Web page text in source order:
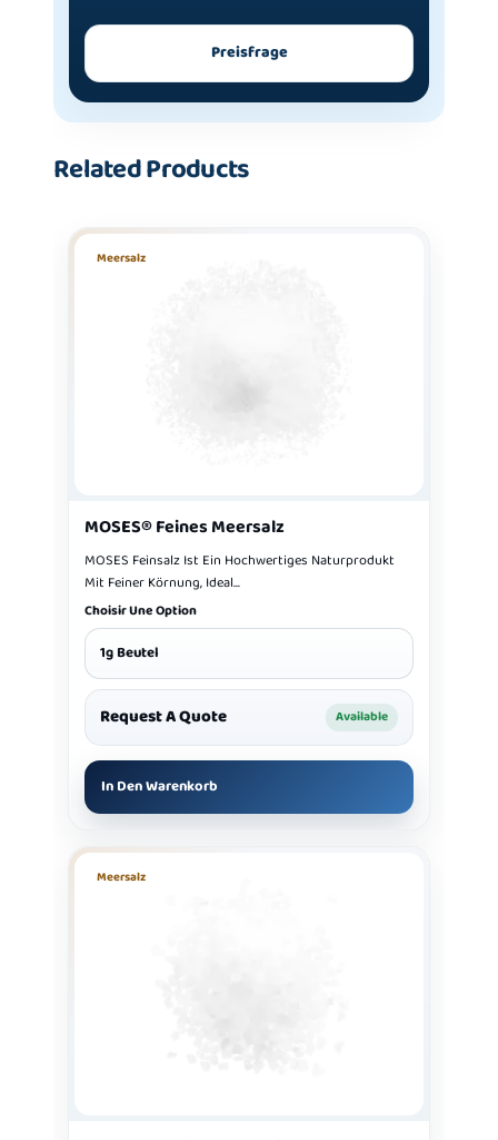
Preisfrage
Related Products
Meersalz
MOSES® Feines Meersalz
MOSES Feinsalz Ist Ein Hochwertiges Naturprodukt
Mit Feiner Körnung, Ideal...
Choisir Une Option
1g Beutel
Request A Quote Available
In Den Warenkorb
Meersalz